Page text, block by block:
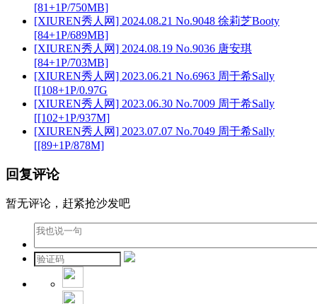
[81+1P/750MB]
[XIUREN秀人网] 2024.08.21 No.9048 徐莉芝Booty
[84+1P/689MB]
[XIUREN秀人网] 2024.08.19 No.9036 唐安琪
[84+1P/703MB]
[XIUREN秀人网] 2023.06.21 No.6963 周于希Sally
[[108+1P/0.97G
[XIUREN秀人网] 2023.06.30 No.7009 周于希Sally
[[102+1P/937M]
[XIUREN秀人网] 2023.07.07 No.7049 周于希Sally
[[89+1P/878M]
回复评论
暂无评论，赶紧抢沙发吧